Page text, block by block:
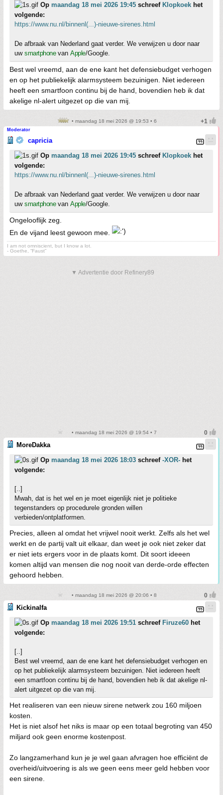
Op maandag 18 mei 2026 19:45 schreef Klopkoek het
volgende:
https://www.nu.nl/binnenl(...)-nieuwe-sirenes.html
De afbraak van Nederland gaat verder. We verwijzen u door naar
uw smartphonevan Apple/Google.
Best wel vreemd, aan de ene kant het defensiebudget verhogen
en op het publiekelijk alarmsysteem bezuinigen. Niet iedereen
heeft een smartfoon continu bij de hand, bovendien heb ik dat
akelige nl-alert uitgezet op die van mij.
• maandag 18 mei 2026 @ 19:53 • 6
Moderator
capricia
Op maandag 18 mei 2026 19:45 schreef Klopkoek het
volgende:
https://www.nu.nl/binnenl(...)-nieuwe-sirenes.html
De afbraak van Nederland gaat verder. We verwijzen u door naar
uw smartphonevan Apple/Google.
Ongelooflijk zeg.
En de vijand leest gewoon mee.
I am not omniscient, but I know a lot.
- Goethe, “Faust”
▼ Advertentie door Refinery89
• maandag 18 mei 2026 @ 19:54 • 7
MoreDakka
Op maandag 18 mei 2026 18:03 schreef -XOR- het
volgende:
[..]
Mwah, dat is het wel en je moet eigenlijk niet je politieke
tegenstanders op procedurele gronden willen
verbieden/ontplatformen.
Precies, alleen al omdat het vrijwel nooit werkt. Zelfs als het wel
werkt en de partij valt uit elkaar, dan weet je ook niet zeker dat
er niet iets ergers voor in de plaats komt. Dit soort ideeen
komen altijd van mensen die nog nooit van derde-orde effecten
gehoord hebben.
• maandag 18 mei 2026 @ 20:06 • 8
Kickinalfa
Op maandag 18 mei 2026 19:51 schreef Firuze60 het
volgende:
[..]
Best wel vreemd, aan de ene kant het defensiebudget verhogen en
op het publiekelijk alarmsysteem bezuinigen. Niet iedereen heeft
een smartfoon continu bij de hand, bovendien heb ik dat akelige nl-
alert uitgezet op die van mij.
Het realiseren van een nieuw sirene netwerk zou 160 miljoen
kosten.
Het is niet alsof het niks is maar op een totaal begroting van 450
miljard ook geen enorme kostenpost.
Zo langzamerhand kun je je wel gaan afvragen hoe efficiënt de
overheid/uitvoering is als we geen eens meer geld hebben voor
een sirene.